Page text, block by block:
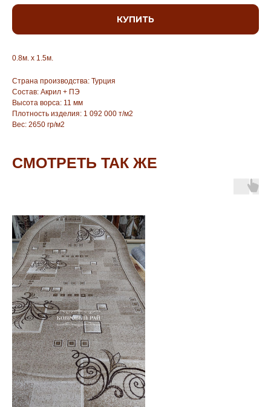
КУПИТЬ
0.8м. х 1.5м.
Страна производства: Турция
Состав: Акрил + ПЭ
Высота ворса: 11 мм
Плотность изделия: 1 092 000 т/м2
Вес: 2650 гр/м2
СМОТРЕТЬ ТАК ЖЕ